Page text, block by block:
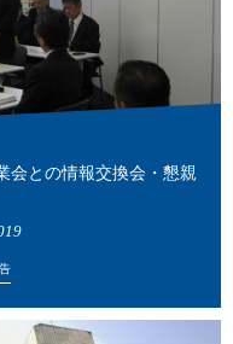
会との情報交換会・懇親